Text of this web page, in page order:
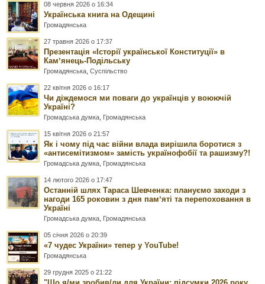
08 червня 2026 о 16:34
Українська книга на Одещині
Громадянська
27 травня 2026 о 17:37
Презентація «Історії української Конституції» в
Камʼянець-Подільську
Громадянська ,Суспільство
22 квітня 2026 о 16:17
Чи діждемося ми поваги до українців у воюючій
Україні?
Громадська думка Громадянська
15 квітня 2026 о 21:57
Як і чому під час війни влада вирішила боротися з
«антисемітизмом» замість українофобії та рашизму?!
Громадська думка Громадянська
14 лютого 2026 о 17:47
Останній шлях Тараса Шевченка: плануємо заходи з
нагоди 165 роковин з дня памʼяті та перепоховання в
Україні
Громадська думка Громадянська
05 січня 2026 о 20:39
«7 чудес України» тепер у YouTube!
Громадянська
29 грудня 2025 о 21:22